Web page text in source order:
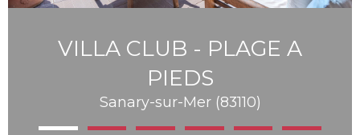
VILLA CLUB - PLAGE A
PIEDS
Sanary-sur-Mer (83110)